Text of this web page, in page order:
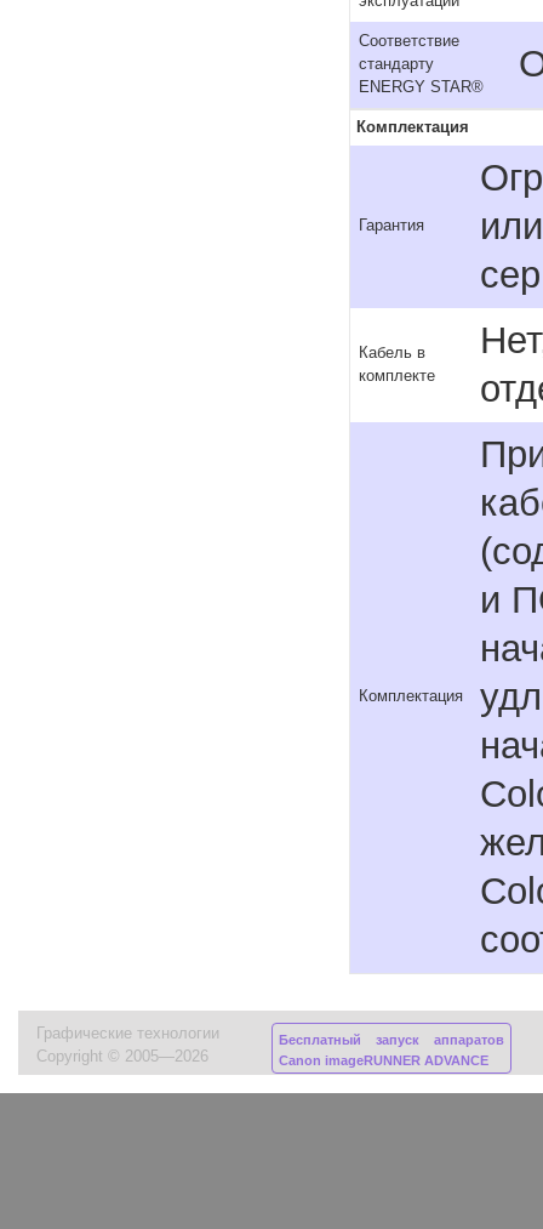
Соответствие
стандарту
ENERGY STAR®
Комплектация
Гарантия
Кабель в
комплекте
Комплектация
и
Графические технологии
Copyright © 2005—2026
Бесплатный запуск аппаратов
Canon imageRUNNER ADVANCE